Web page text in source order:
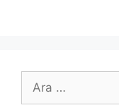
için